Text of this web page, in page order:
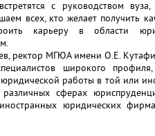
с руководством
всех, кто желает получить
карьеру в области
ректор МГЮА имени О.Е.
широкого
работы в той или
различных сферах
юридических